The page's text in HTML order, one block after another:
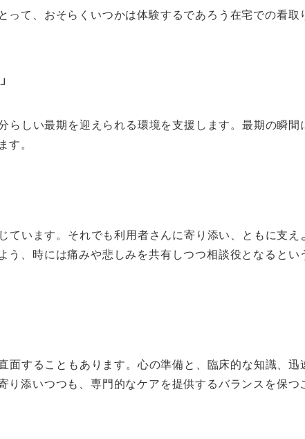
って、おそらくいつかは体験するであろう在宅での看取
しい最期を迎えられる環境を支援します。最期の瞬間
す。
います。それでも利用者さんに寄り添い、ともに支え
う、時には痛みや悲しみを共有しつつ相談役となるとい
することもあります。心の準備と、臨床的な知識、迅
添いつつも、専門的なケアを提供するバランスを保つ